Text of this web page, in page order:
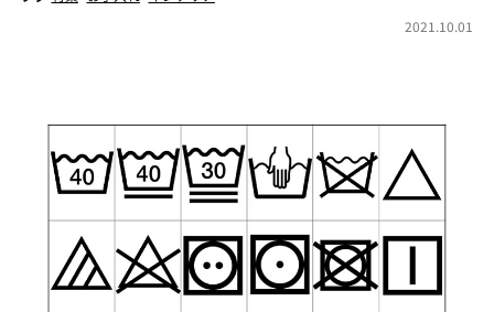
2021.10.01